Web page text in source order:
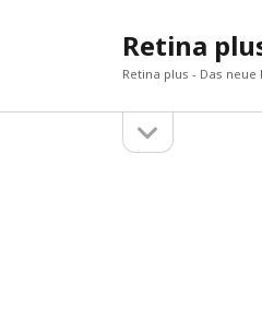
Retina
Retina plus - Das
Seitenleisteöffnen